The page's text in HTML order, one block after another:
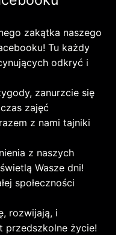
zakątka naszego
Tu każdy
odkryć i
zanurzcie się
zajęć
z nami tajniki
z naszych
Wasze dni!
społeczności
rozwijają, i
przedszkolne życie!